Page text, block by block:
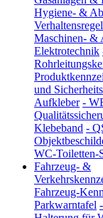
Hygiene- &
Maschinen- &
Elektrotechnik
und
Aufkleber -
Klebeband -
WC-Toiletten-
Fahrzeug- &
Fahrzeug-
Parkwarntafel -